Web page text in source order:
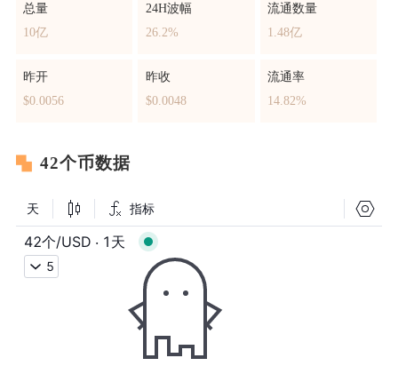
总量
10亿
24H波幅
26.2%
流通数量
1.48亿
昨开
$0.0056
昨收
$0.0048
流通率
14.82%
42个币数据